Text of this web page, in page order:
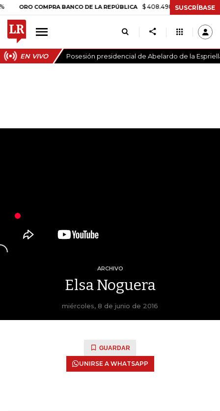
ORO COMPRA BANCO DE LA REPÚBLICA $ 408.498,97 +$ 8.753,81
SUSCRÍBASE
EN VIVO Posesión presidencial de Abelardo de la
ARCHIVO
Elsa Noguera
miércoles, 8 de junio de 2016
GUARDAR
UNIRSE A WHATSAPP